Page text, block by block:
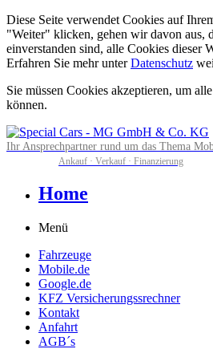
Diese Seite verwendet Cookies auf
"Weiter" klicken, gehen wir davon aus,
einverstanden sind, alle Cookies dieser
Erfahren Sie mehr unterDatenschutz
Sie müssen Cookies akzeptieren, um
können.
Ihr Ansprechpartner rund um das Thema
Ankauf · Verkauf · Finanzierung
Home
Menü
Fahrzeuge
Mobile.de
Google.de
KFZ Versicherungssrechner
Kontakt
Anfahrt
AGB´s